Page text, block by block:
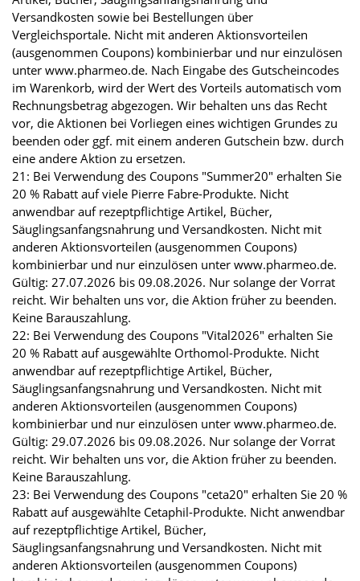
Versandkosten sowie bei Bestellungen über
Vergleichsportale. Nicht mit anderen Aktionsvorteilen
(ausgenommen Coupons) kombinierbar und nur einzulösen
unter www.pharmeo.de. Nach Eingabe des Gutscheincodes
im Warenkorb, wird der Wert des Vorteils automatisch vom
Rechnungsbetrag abgezogen. Wir behalten uns das Recht
vor, die Aktionen bei Vorliegen eines wichtigen Grundes zu
beenden oder ggf. mit einem anderen Gutschein bzw. durch
eine andere Aktion zu ersetzen.
21: Bei Verwendung des Coupons "Summer20" erhalten Sie
20 % Rabatt auf viele Pierre Fabre-Produkte. Nicht
anwendbar auf rezeptpflichtige Artikel, Bücher,
Säuglingsanfangsnahrung und Versandkosten. Nicht mit
anderen Aktionsvorteilen (ausgenommen Coupons)
kombinierbar und nur einzulösen unter www.pharmeo.de.
Gültig: 27.07.2026 bis 09.08.2026. Nur solange der Vorrat
reicht. Wir behalten uns vor, die Aktion früher zu beenden.
Keine Barauszahlung.
22: Bei Verwendung des Coupons "Vital2026" erhalten Sie
20 % Rabatt auf ausgewählte Orthomol-Produkte. Nicht
anwendbar auf rezeptpflichtige Artikel, Bücher,
Säuglingsanfangsnahrung und Versandkosten. Nicht mit
anderen Aktionsvorteilen (ausgenommen Coupons)
kombinierbar und nur einzulösen unter www.pharmeo.de.
Gültig: 29.07.2026 bis 09.08.2026. Nur solange der Vorrat
reicht. Wir behalten uns vor, die Aktion früher zu beenden.
Keine Barauszahlung.
23: Bei Verwendung des Coupons "ceta20" erhalten Sie 20 %
Rabatt auf ausgewählte Cetaphil-Produkte. Nicht anwendbar
auf rezeptpflichtige Artikel, Bücher,
Säuglingsanfangsnahrung und Versandkosten. Nicht mit
anderen Aktionsvorteilen (ausgenommen Coupons)